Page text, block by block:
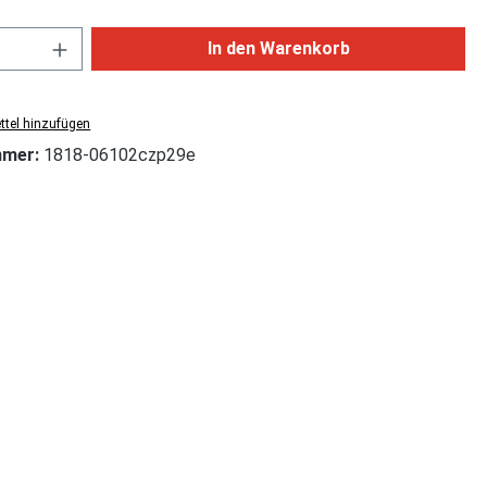
Anzahl: Gib den gewünschten Wert ein
In den Warenkorb
hinzufügen
1818-06102czp29e